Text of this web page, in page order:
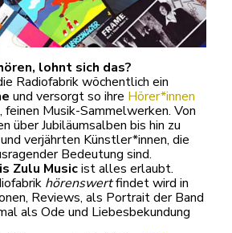
lohnt sich das?
Radiofabrik wöchentlich ein
und versorgt so ihre Hörer*innen
Musik-Sammelwerken. Von
über Jubiläumsalben bis hin zu
verjährten Künstler*innen, die
Bedeutung sind.
Zulu Musicist alles erlaubt.
hörenswertfindet wird in
Reviews, als Portrait der Band
als Ode und Liebesbekundung